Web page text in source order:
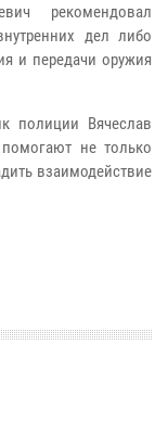
рекомендовал
дел либо
и передачи оружия
полиции Вячеслав
не только
взаимодействие